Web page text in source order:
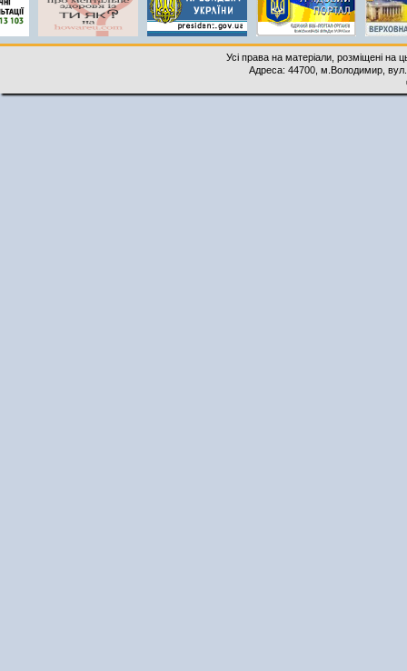
Усі права на матеріали, розміщені на
Адреса: 44700, м.Володимир,